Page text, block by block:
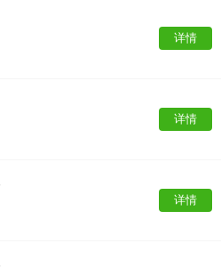
详情
详情
详情